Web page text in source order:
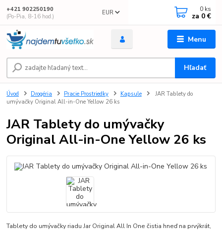
Menu
EUR
Hľadať
+421 902250190
(Po-Pia, 8-16 hod.)
0 ks
za 0 €
Úvod Drogéria Pracie Prostriedky Kapsule
JAR Tablety do
umývačky Original All-in-One Yellow 26 ks
JAR Tablety do umývačky
Original All-in-One Yellow 26 ks
Tablety do umývačky riadu Jar Original All In One čistia hneď na prvýkrát,